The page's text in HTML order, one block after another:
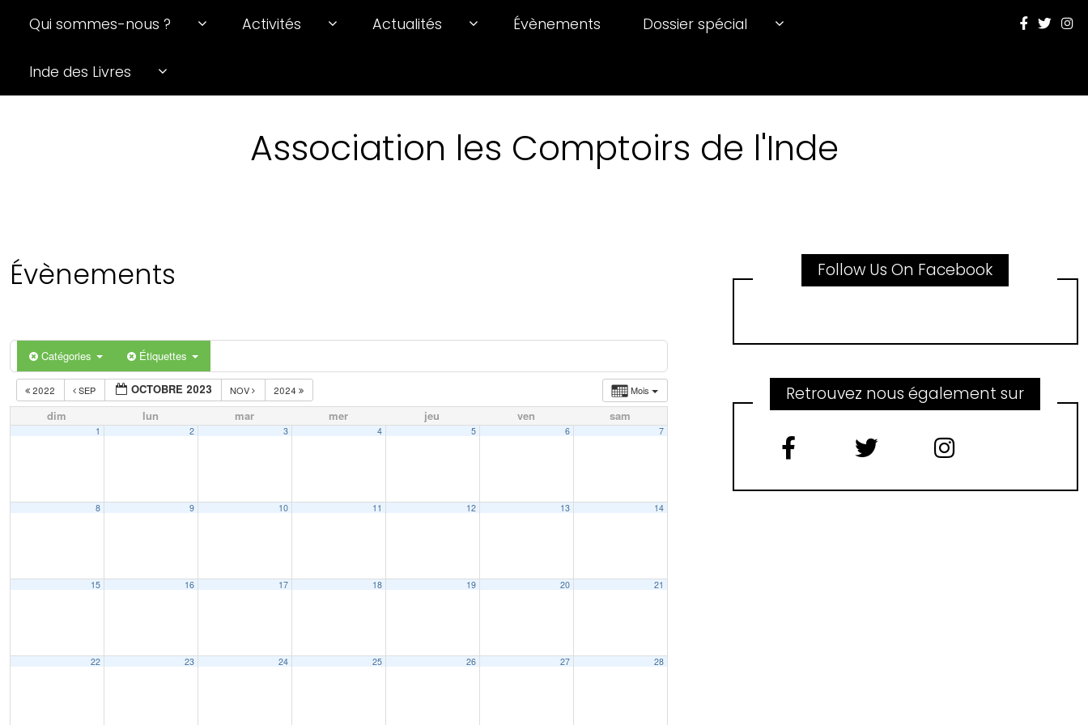
Qui sommes-nous ? Activités Actualités Évènements Dossier spécial
Inde des Livres
Association les Comptoirs de l'Inde
Évènements
Catégories Étiquettes
Mois
2022 SEP OCTOBRE 2023 NOV 2024
dim lun mar mer jeu ven sam
1 2 3 4 5 6 7
8 9 10 11 12 13 14
15 16 17 18 19 20 21
22 23 24 25 26 27 28
Follow Us On Facebook
Retrouvez nous également sur